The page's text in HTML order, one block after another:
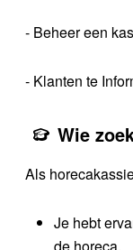
- Beheer een
- Klanten te
Wie
Als
Je hebt